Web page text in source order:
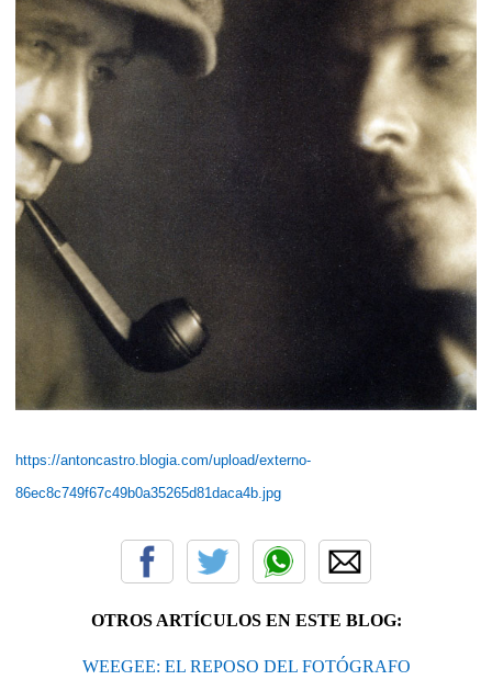
https://antoncastro.blogia.com/upload/externo-
86ec8c749f67c49b0a35265d81daca4b.jpg
OTROS ARTÍCULOS EN ESTE BLOG:
WEEGEE: EL REPOSO DEL FOTÓGRAFO